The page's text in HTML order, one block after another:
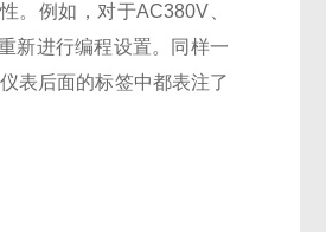
。例如，对于AC380V、
新进行编程设置。同样一
表后面的标签中都表注了